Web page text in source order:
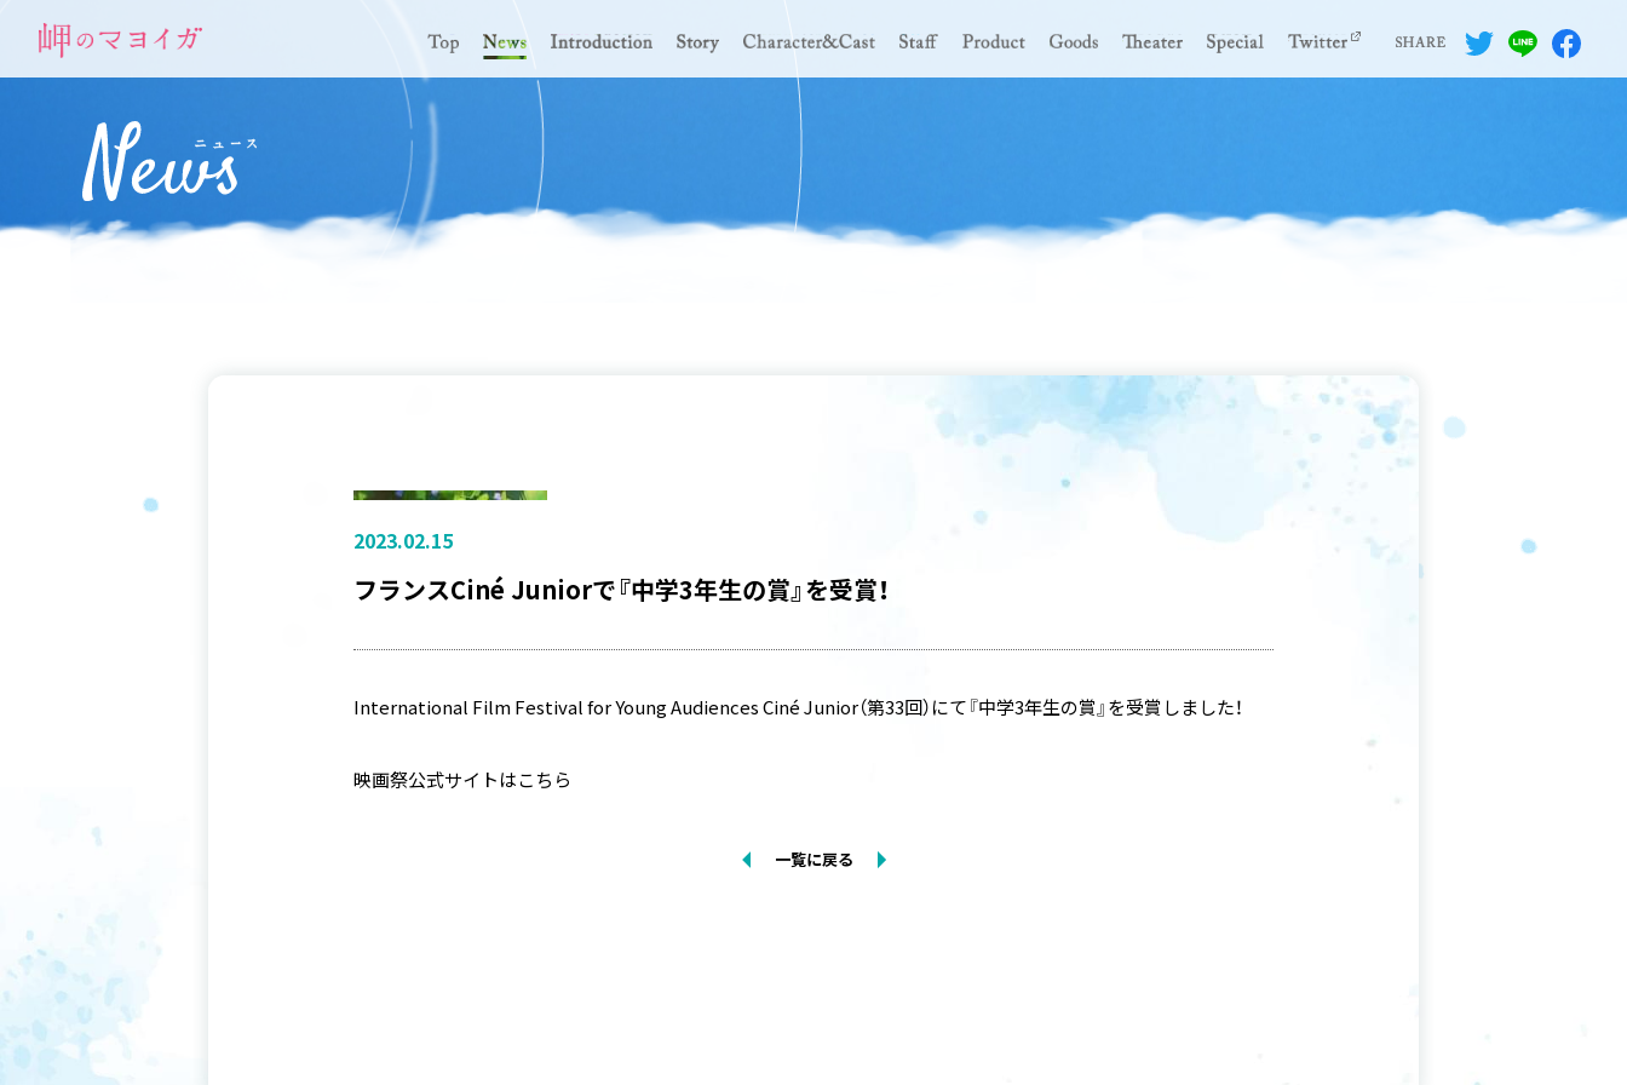
Twitterでシ
LINEで
2023.02.15
フランスCiné Juniorで『中学3年生の賞』を受賞！
International Film Festival for Young Audiences Ciné Junior（第33回）にて『中学3年生の賞』を受賞しました！
映画祭公式サイトはこちら
一覧に戻る